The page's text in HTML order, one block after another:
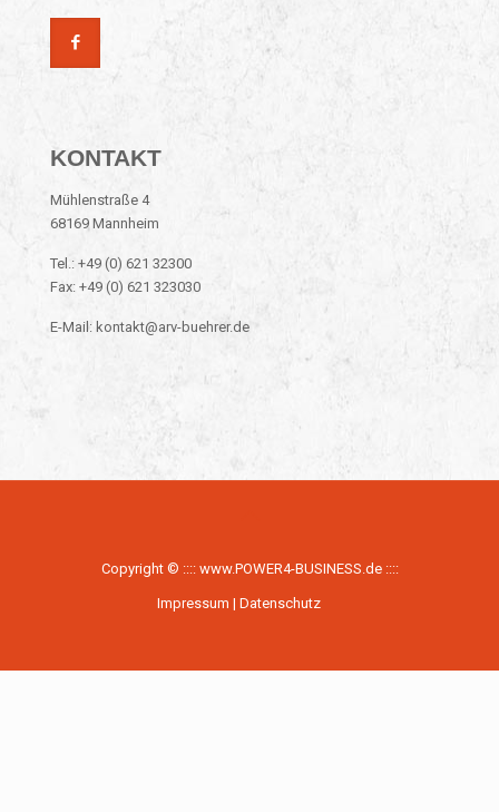
KONTAKT
Mühlenstraße 4
68169 Mannheim
Tel.: +49 (0) 621 32300
Fax: +49 (0) 621 323030
E-Mail: kontakt@arv-buehrer.de
Copyright © :::: www.POWER4-BUSINESS.de::::
Impressum | Datenschutz